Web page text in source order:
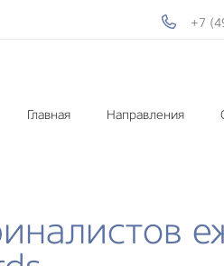
+7
Главная Направления